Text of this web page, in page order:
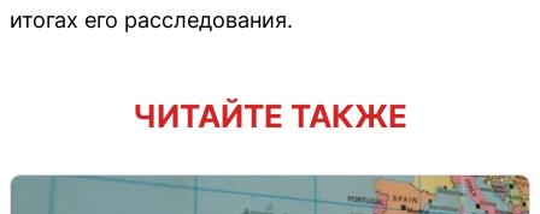
итогах его расследования.
ЧИТАЙТЕ ТАКЖЕ